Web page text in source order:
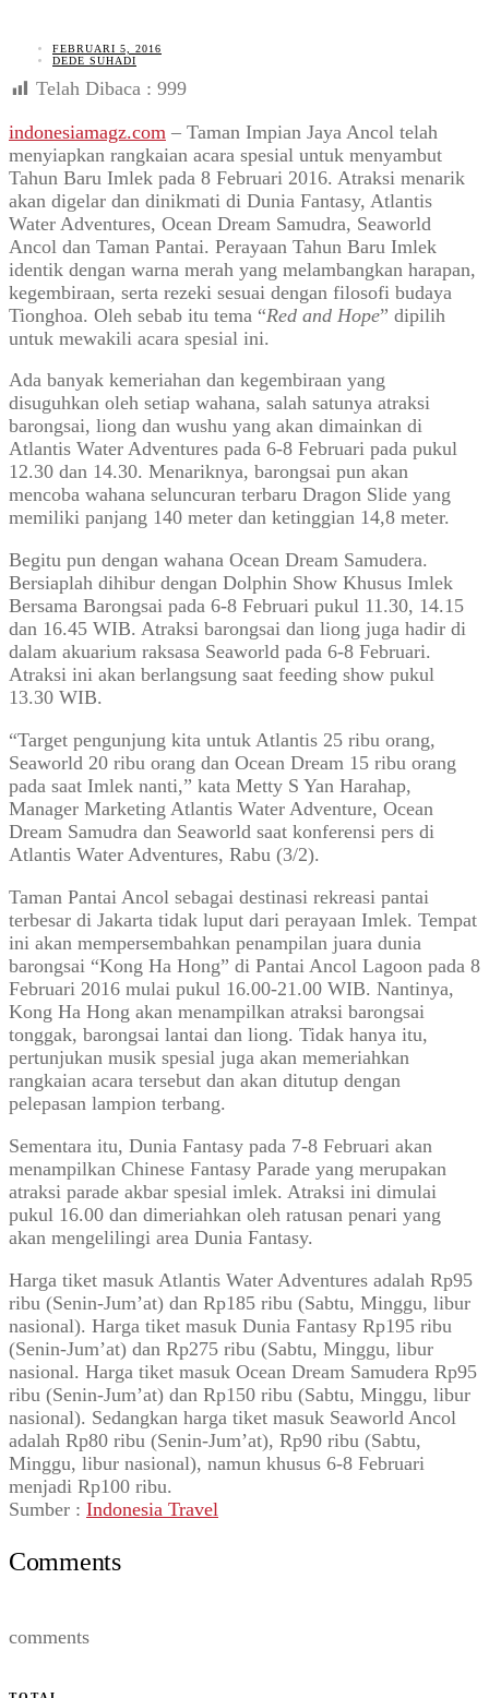
FEBRUARI 5, 2016
DEDE SUHADI
Telah Dibaca : 999
indonesiamagz.com – Taman Impian Jaya Ancol telah
menyiapkan rangkaian acara spesial untuk menyambut
Tahun Baru Imlek pada 8 Februari 2016. Atraksi menarik
akan digelar dan dinikmati di Dunia Fantasy, Atlantis
Water Adventures, Ocean Dream Samudra, Seaworld
Ancol dan Taman Pantai. Perayaan Tahun Baru Imlek
identik dengan warna merah yang melambangkan harapan,
kegembiraan, serta rezeki sesuai dengan filosofi budaya
Tionghoa. Oleh sebab itu tema “Red and Hope” dipilih
untuk mewakili acara spesial ini.
Ada banyak kemeriahan dan kegembiraan yang
disuguhkan oleh setiap wahana, salah satunya atraksi
barongsai, liong dan wushu yang akan dimainkan di
Atlantis Water Adventures pada 6-8 Februari pada pukul
12.30 dan 14.30. Menariknya, barongsai pun akan
mencoba wahana seluncuran terbaru Dragon Slide yang
memiliki panjang 140 meter dan ketinggian 14,8 meter.
Begitu pun dengan wahana Ocean Dream Samudera.
Bersiaplah dihibur dengan Dolphin Show Khusus Imlek
Bersama Barongsai pada 6-8 Februari pukul 11.30, 14.15
dan 16.45 WIB. Atraksi barongsai dan liong juga hadir di
dalam akuarium raksasa Seaworld pada 6-8 Februari.
Atraksi ini akan berlangsung saat feeding show pukul
13.30 WIB.
“Target pengunjung kita untuk Atlantis 25 ribu orang,
Seaworld 20 ribu orang dan Ocean Dream 15 ribu orang
pada saat Imlek nanti,” kata Metty S Yan Harahap,
Manager Marketing Atlantis Water Adventure, Ocean
Dream Samudra dan Seaworld saat konferensi pers di
Atlantis Water Adventures, Rabu (3/2).
Taman Pantai Ancol sebagai destinasi rekreasi pantai
terbesar di Jakarta tidak luput dari perayaan Imlek. Tempat
ini akan mempersembahkan penampilan juara dunia
barongsai “Kong Ha Hong” di Pantai Ancol Lagoon pada 8
Februari 2016 mulai pukul 16.00-21.00 WIB. Nantinya,
Kong Ha Hong akan menampilkan atraksi barongsai
tonggak, barongsai lantai dan liong. Tidak hanya itu,
pertunjukan musik spesial juga akan memeriahkan
rangkaian acara tersebut dan akan ditutup dengan
pelepasan lampion terbang.
Sementara itu, Dunia Fantasy pada 7-8 Februari akan
menampilkan Chinese Fantasy Parade yang merupakan
atraksi parade akbar spesial imlek. Atraksi ini dimulai
pukul 16.00 dan dimeriahkan oleh ratusan penari yang
akan mengelilingi area Dunia Fantasy.
Harga tiket masuk Atlantis Water Adventures adalah Rp95
ribu (Senin-Jum’at) dan Rp185 ribu (Sabtu, Minggu, libur
nasional). Harga tiket masuk Dunia Fantasy Rp195 ribu
(Senin-Jum’at) dan Rp275 ribu (Sabtu, Minggu, libur
nasional. Harga tiket masuk Ocean Dream Samudera Rp95
ribu (Senin-Jum’at) dan Rp150 ribu (Sabtu, Minggu, libur
nasional). Sedangkan harga tiket masuk Seaworld Ancol
adalah Rp80 ribu (Senin-Jum’at), Rp90 ribu (Sabtu,
Minggu, libur nasional), namun khusus 6-8 Februari
menjadi Rp100 ribu.
Sumber : Indonesia Travel
Comments
comments